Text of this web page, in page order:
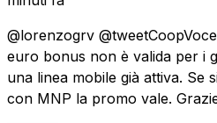
@lorenzogrv
euro bonus non è valida per i
una linea mobile già attiva. Se
con MNP la promo vale.